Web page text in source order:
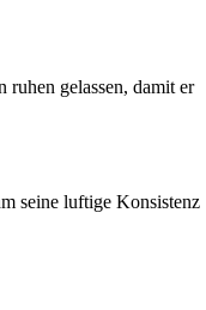
ruhen gelassen, damit er
seine luftige Konsistenz